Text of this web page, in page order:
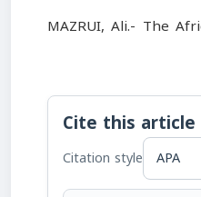
- MAZRUI, Ali.- The
Cite this article
Citation style